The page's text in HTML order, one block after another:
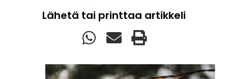
Lähetä tai printtaa artikkeli